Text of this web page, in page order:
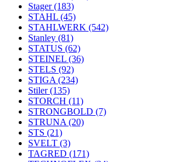
Stager(183)
STAHL (45)
STAHLWERK (542)
Stanley (81)
STATUS (62)
STEINEL (36)
STELS (92)
STIGA (234)
Stiler(135)
STORCH (11)
STRONGBOLD (7)
STRUNA (20)
STS (21)
SVELT (3)
TAGRED (171)